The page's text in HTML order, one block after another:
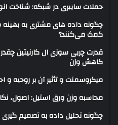
حملات سایبری در شبکه: شناخت
چگونه داده های مشتری به بهینه
کمک می‌کنند؟
قدرت چربی سوزی ال کارنیتین
کاهش وزن
میکروسمنت و تأثیر آن بر روحیه
محاسبه وزن ورق استیل: اصول،
چگونه تحلیل داده به تصمیم